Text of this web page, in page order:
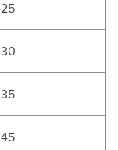
25
30
35
45